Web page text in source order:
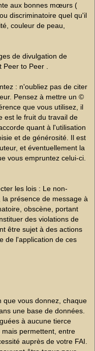
aux bonnes mœurs (
discriminatoire quel qu'il
couleur de peau,
de divulgation de
Peer to Peer .
: n'oubliez pas de citer
Pensez à mettre un ©
que vous utilisez, il
est le fruit du travail de
quant à l'utilisation
et de générosité. Il est
et éventuellement la
vous empruntez celui-ci.
les lois : Le non-
présence de message à
obscène, portant
des violations de
être sujet à des actions
de l'application de ces
que vous donnez, chaque
une base de données.
à aucune tierce
permettent, entre
auprès de votre FAI.